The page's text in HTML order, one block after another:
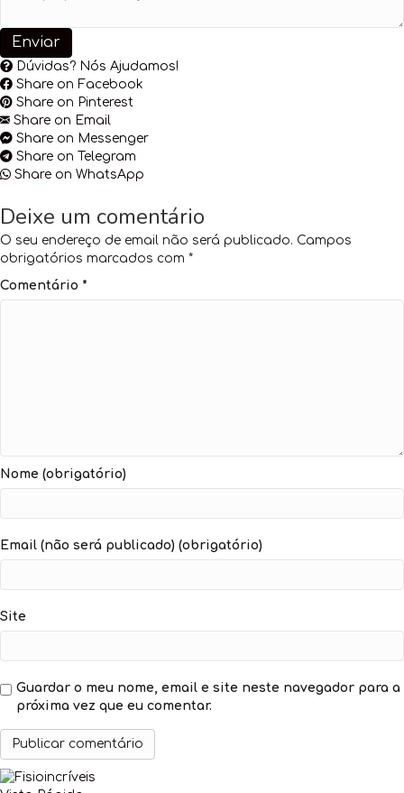
Enviar
Dúvidas? Nós Ajudamos!
Share on Facebook
Share on Pinterest
Share on Email
Share on Messenger
Share on Telegram
Share on WhatsApp
Deixe um comentário
O seu endereço de email não será publicado. Campos
obrigatórios marcados com *
Comentário *
Nome (obrigatório)
Email (não será publicado) (obrigatório)
Site
Guardar o meu nome, email e site neste navegador para a
próxima vez que eu comentar.